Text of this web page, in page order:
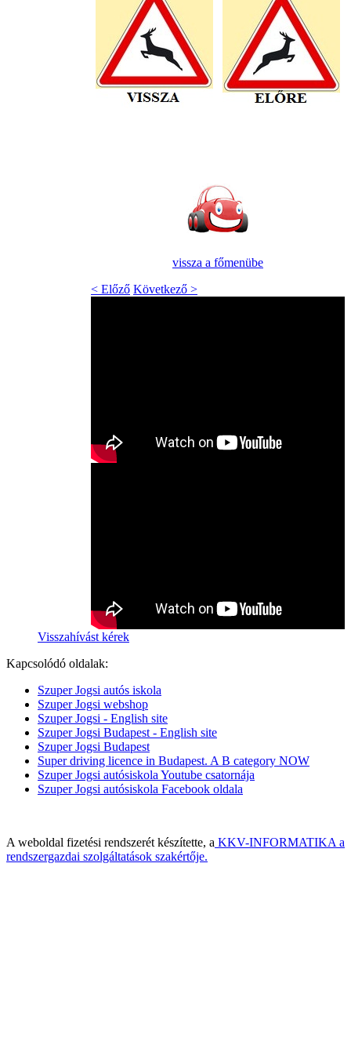
vissza a főmenübe
< Előző Következő >
Visszahívást kérek
Kapcsolódó oldalak:
Szuper Jogsi autós iskola
Szuper Jogsi webshop
Szuper Jogsi - English site
Szuper Jogsi Budapest - English site
Szuper Jogsi Budapest
Super driving licence in Budapest. A B category NOW
Szuper Jogsi autósiskola Youtube csatornája
Szuper Jogsi autósiskola Facebook oldala
A weboldal fizetési rendszerét készítette, a KKV-INFORMATIKA a
rendszergazdai szolgáltatások szakértője.